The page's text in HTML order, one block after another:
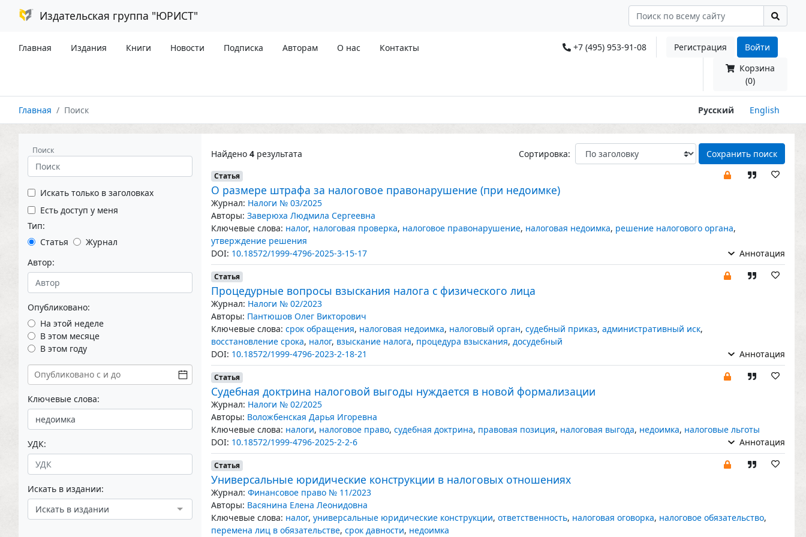
Издательская группа "ЮРИСТ"
Главная Издания Книги Новости Подписка Авторам О нас Контакты +7 (495) 953-91-08 Регистрация
Войти
Корзина
(0)
Главная Поиск Русский English
Поиск
Искать только в заголовках
Есть доступ у меня
Тип:
Статья
Журнал
Автор:
Опубликовано:
На этой неделе
В этом месяце
В этом году
Ключевые слова:
УДК:
Искать в издании:
Искать в издании
Найдено 4 результата Сортировка: Сохранить поиск
Статья
О размере штрафа за налоговое правонарушение (при недоимке)
Журнал: Налоги № 03/2025
Авторы: Заверюха Людмила Сергеевна
Ключевые слова: налог, налоговая проверка, налоговое правонарушение, налоговая недоимка, решение налогового органа,
утверждение решения
DOI: 10.18572/1999-4796-2025-3-15-17 Аннотация
Статья
Процедурные вопросы взыскания налога с физического лица
Журнал: Налоги № 02/2023
Авторы: Пантюшов Олег Викторович
Ключевые слова: срок обращения, налоговая недоимка, налоговый орган, судебный приказ, административный иск,
восстановление срока, налог, взыскание налога, процедура взыскания, досудебный
DOI: 10.18572/1999-4796-2023-2-18-21 Аннотация
Статья
Судебная доктрина налоговой выгоды нуждается в новой формализации
Журнал: Налоги № 02/2025
Авторы: Воложбенская Дарья Игоревна
Ключевые слова: налоги, налоговое право, судебная доктрина, правовая позиция, налоговая выгода, недоимка, налоговые льготы
DOI: 10.18572/1999-4796-2025-2-2-6 Аннотация
Статья
Универсальные юридические конструкции в налоговых отношениях
Журнал: Финансовое право № 11/2023
Авторы: Васянина Елена Леонидовна
Ключевые слова: налог, универсальные юридические конструкции, ответственность, налоговая оговорка, налоговое обязательство,
перемена лиц в обязательстве, срок давности, недоимка